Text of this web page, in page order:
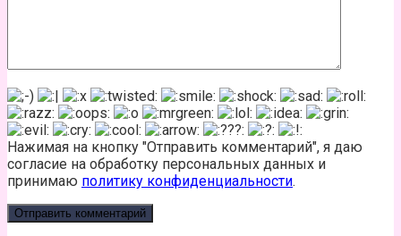
Нажимая на кнопку "Отправить комментарий", я даю
согласие на обработку персональных данных и
принимаю политику конфиденциальности.